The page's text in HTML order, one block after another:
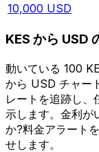
10,000 USD
KES から USD
動いている 100
から USD チャー
レートを追跡し、
示します。金利が
か?料金アラート
せします。